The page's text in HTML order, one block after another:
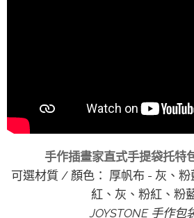
手作插畫家直式手提袋托特
可選材質 / 顏色： 厚帆布 - 灰、粉
紅、灰、粉紅、粉
JOYSTONE 手作包